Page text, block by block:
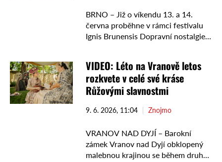
BRNO – Již o víkendu 13. a 14.
června proběhne v rámci festivalu
Ignis Brunensis Dopravní nostalgie.
trolejbus …
VIDEO: Léto na Vranově letos
rozkvete v celé své kráse
Růžovými slavnostmi
9. 6. 2026, 11:04 Znojmo
VRANOV NAD DYJÍ – Barokní
zámek Vranov nad Dyjí obklopený
malebnou krajinou se během druhé